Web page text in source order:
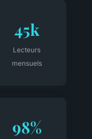
45k
Lecteurs
mensuels
98%